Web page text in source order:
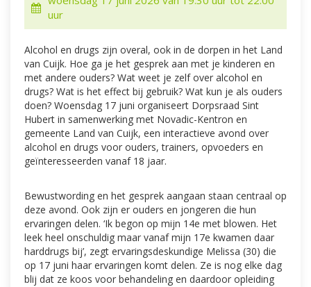
uur
Alcohol en drugs zijn overal, ook in de dorpen in het Land
van Cuijk. Hoe ga je het gesprek aan met je kinderen en
met andere ouders? Wat weet je zelf over alcohol en
drugs? Wat is het effect bij gebruik? Wat kun je als ouders
doen? Woensdag 17 juni organiseert Dorpsraad Sint
Hubert in samenwerking met Novadic-Kentron en
gemeente Land van Cuijk, een interactieve avond over
alcohol en drugs voor ouders, trainers, opvoeders en
geïnteresseerden vanaf 18 jaar.
Bewustwording en het gesprek aangaan staan centraal op
deze avond. Ook zijn er ouders en jongeren die hun
ervaringen delen. ‘Ik begon op mijn 14e met blowen. Het
leek heel onschuldig maar vanaf mijn 17e kwamen daar
harddrugs bij’, zegt ervaringsdeskundige Melissa (30) die
op 17 juni haar ervaringen komt delen. Ze is nog elke dag
blij dat ze koos voor behandeling en daardoor opleiding